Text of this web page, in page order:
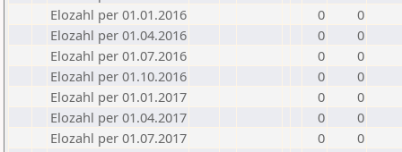
Elozahl per 01.01.2016
0
0
Elozahl per 01.04.2016
0
0
Elozahl per 01.07.2016
0
0
Elozahl per 01.10.2016
0
0
Elozahl per 01.01.2017
0
0
Elozahl per 01.04.2017
0
0
Elozahl per 01.07.2017
0
0